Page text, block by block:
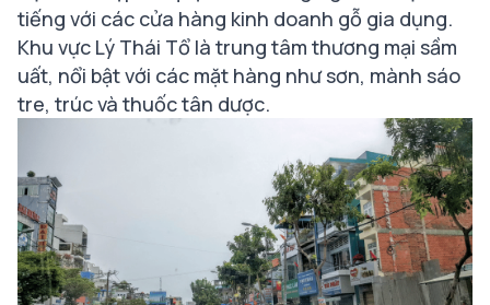
tiếng với các cửa hàng kinh doanh gỗ gia dụng.
Khu vực Lý Thái Tổ là trung tâm thương mại sầm
uất, nổi bật với các mặt hàng như sơn, mành sáo
tre, trúc và thuốc tân dược.